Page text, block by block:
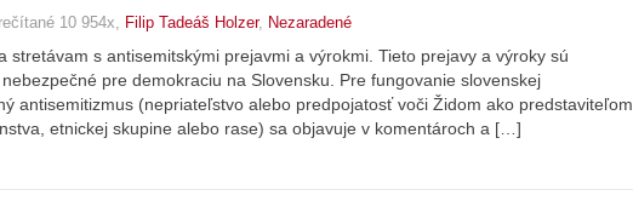
10 954x, Filip Tadeáš Holzer, Nezaradené
stretávam s antisemitskými prejavmi a výrokmi. Tieto prejavy a výroky sú
pre demokraciu na Slovensku. Pre fungovanie slovenskej
antisemitizmus (nepriateľstvo alebo predpojatosť voči Židom ako predstaviteľom
etnickej skupine alebo rase) sa objavuje v komentároch a […]